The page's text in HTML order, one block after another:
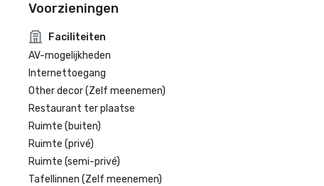
Voorzieningen
Faciliteiten
AV-mogelijkheden
Internettoegang
Other decor (Zelf meenemen)
Restaurant ter plaatse
Ruimte (buiten)
Ruimte (privé)
Ruimte (semi-privé)
Tafellinnen (Zelf meenemen)